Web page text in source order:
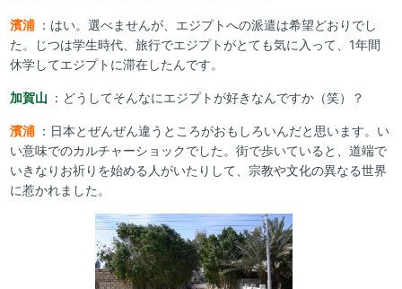
濱浦 ：はい。選べませんが、エジプトへの派遣は希望どおりでし
た。じつは学生時代、旅行でエジプトがとても気に入って、1年間
休学してエジプトに滞在したんです。
加賀山 ：どうしてそんなにエジプトが好きなんですか（笑）？
濱浦 ：日本とぜんぜん違うところがおもしろいんだと思います。い
い意味でのカルチャーショックでした。街で歩いていると、道端で
いきなりお祈りを始める人がいたりして、宗教や文化の異なる世界
に惹かれました。